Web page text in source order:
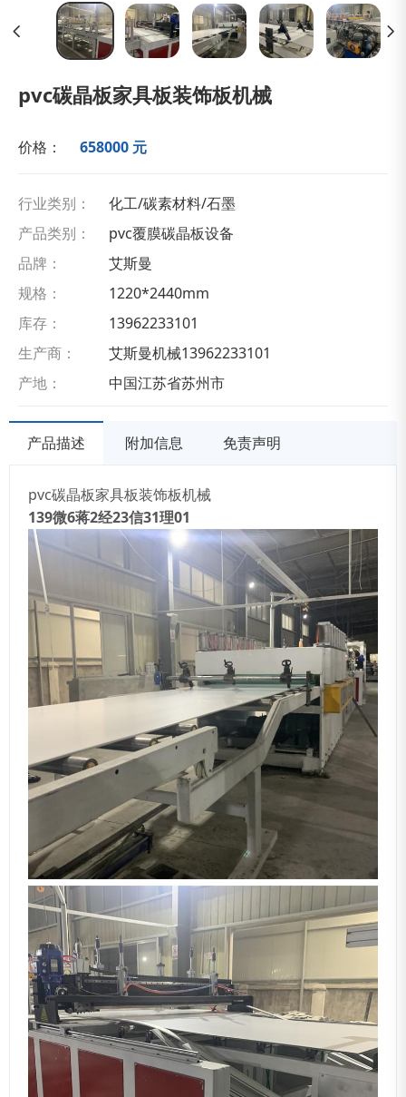
pvc碳晶板家具板装饰板机械
价格： 658000 元
行业类别：
化工/碳素材料/石墨
产品类别：
pvc覆膜碳晶板设备
品牌：
艾斯曼
规格：
1220*2440mm
库存：
13962233101
生产商：
艾斯曼机械13962233101
产地：
中国江苏省苏州市
产品描述 附加信息 免责声明
pvc碳晶板家具板装饰板机械
139微6蒋2经23信31理01